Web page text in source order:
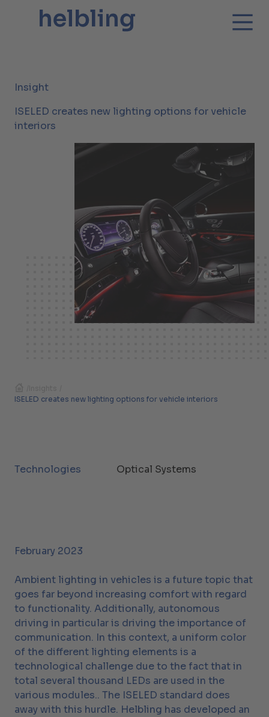
Insight
ISELED creates new lighting options for vehicle
interiors
ISELED creates new lighting options for vehicle interiors
Technologies Optical Systems
February 2023
Ambient lighting in vehicles is a future topic that
goes far beyond increasing comfort with regard
to functionality. Additionally, autonomous
driving in particular is driving the importance of
communication. In this context, a uniform color
of the different lighting elements is a
technological challenge due to the fact that in
total several thousand LEDs are used in the
various modules.. The ISELED standard does
away with this hurdle. Helbling has developed an